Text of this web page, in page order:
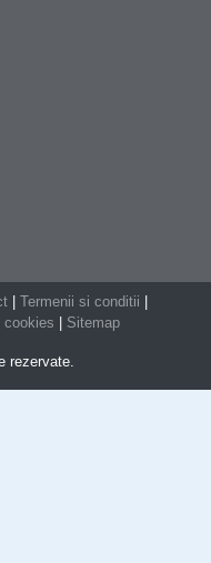
Termenii si conditii
cookies Sitemap
rezervate.